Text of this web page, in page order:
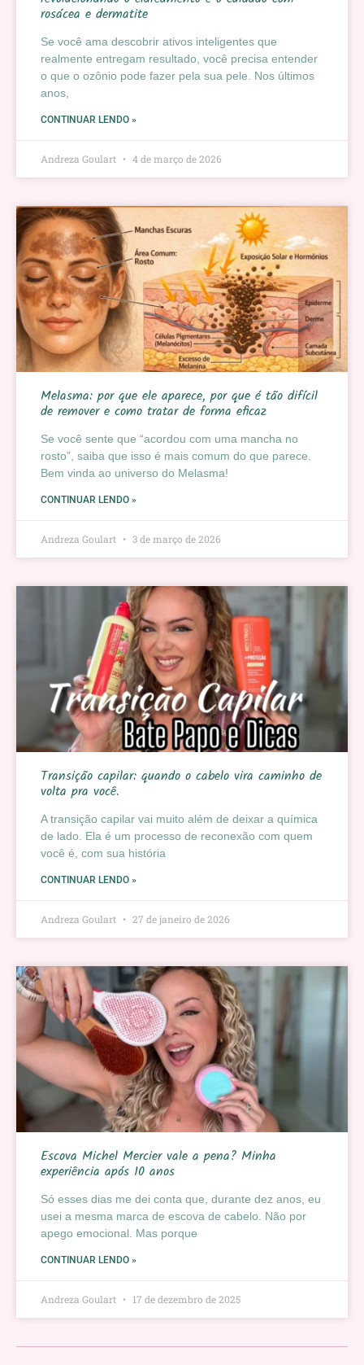
rosácea e dermatite
Se você ama descobrir ativos inteligentes que
realmente entregam resultado, você precisa entender
o que o ozônio pode fazer pela sua pele. Nos últimos
anos,
CONTINUAR LENDO »
Andreza Goulart 4 de março de 2026
Melasma: por que ele aparece, por que é tão difícil
de remover e como tratar de forma eficaz
Se você sente que “acordou com uma mancha no
rosto”, saiba que isso é mais comum do que parece.
Bem vinda ao universo do Melasma!
CONTINUAR LENDO »
Andreza Goulart 3 de março de 2026
Transição capilar: quando o cabelo vira caminho de
volta pra você.
A transição capilar vai muito além de deixar a química
de lado. Ela é um processo de reconexão com quem
você é, com sua história
CONTINUAR LENDO »
Andreza Goulart 27 de janeiro de 2026
Escova Michel Mercier vale a pena? Minha
experiência após 10 anos
Só esses dias me dei conta que, durante dez anos, eu
usei a mesma marca de escova de cabelo. Não por
apego emocional. Mas porque
CONTINUAR LENDO »
Andreza Goulart 17 de dezembro de 2025